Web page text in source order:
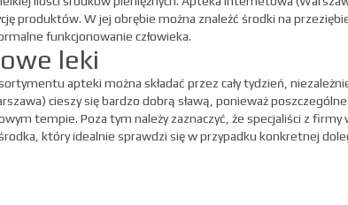
produktów. W jej obrębie można znaleźć środki na
funkcjonowanie człowieka.
leki
apteki można składać przez cały tydzień,
cieszy się bardzo dobrą sławą, ponieważ poszczególne
tempie. Poza tym należy zaznaczyć, że specjaliści z firmy
który idealnie sprawdzi się w przypadku konkretnej